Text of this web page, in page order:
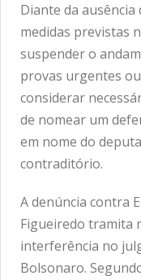
Diante da
medidas previstas
suspender o
provas urgentes
considerar
de nomear um
em nome do
contraditório.
A denúncia contra
Figueiredo tramita
interferência no
Bolsonaro.